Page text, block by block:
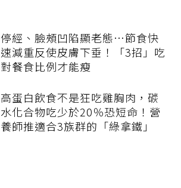
停經、臉頰凹陷顯老態…節食快
速減重反使皮膚下垂！「3招」吃
對餐食比例才能瘦
高蛋白飲食不是狂吃雞胸肉，碳
水化合物吃少於20％恐短命！營
養師推適合3族群的「綠拿鐵」